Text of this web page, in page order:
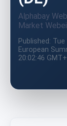
Alphabay
Market
Published:
European
20:02:46